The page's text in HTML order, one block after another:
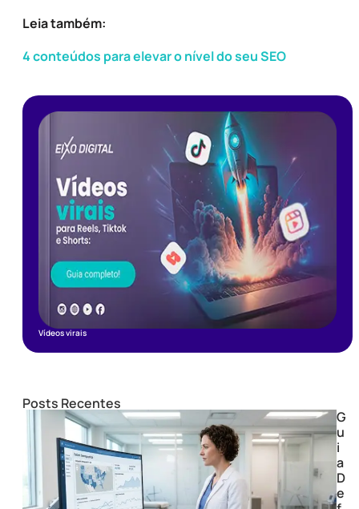
Leia também:
4 conteúdos para elevar o nível do seu SEO
Vídeos virais
Posts Recentes
G
u
i
a
D
e